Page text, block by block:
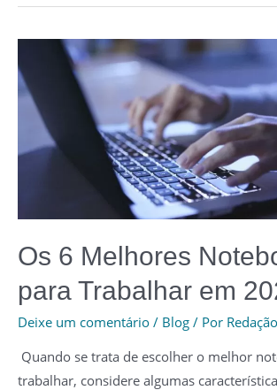
Notebooks
para
Estudar
em
2023
Os 6 Melhores
para Trabalhar em
Deixe um comentário / Blog / Por
Quando se trata de escolher o melhor
trabalhar, considere algumas